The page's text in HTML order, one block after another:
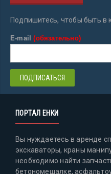
Подпишитесь, чтобы быть в
E-mail(обязательно)
ПОРТАЛ ЕНКИ
Вы нуждаетесь в аренде
экскаваторы, краны
необходимо найти
бетономешалке,